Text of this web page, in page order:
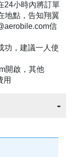
24小時內將訂單
地點，告知翔翼
信
功，建議一人使
開啟，其他
用